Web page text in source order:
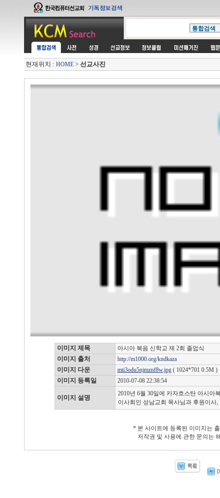
현재위치 : HOME > 선교사진
이미지 제목 아시아 복음 신학교 제 2회 졸업식
이미지 출처 http://m1000.org/kndkaza
이미지 다운 mti3odu5njmznf8w.jpg ( 1024*701 0.5M )
이미지 등록일 2010-07-08 22:38:54
이미지 설명
2010년 6월 30일에 카자흐스탄 아시아
이사회인 성남교회 목사님과 후원이
* 본 사이트에 등록된 이미지는
저작권 및 사용에 관한 문의는